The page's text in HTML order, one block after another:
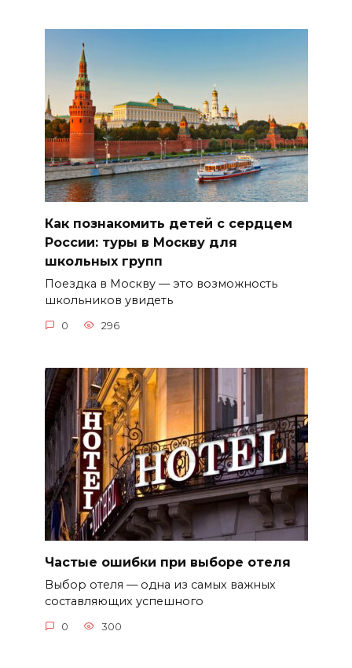
Как познакомить детей с сердцем
России: туры в Москву для
школьных групп
Поездка в Москву — это возможность
школьников увидеть
0 296
Частые ошибки при выборе отеля
Выбор отеля — одна из самых важных
составляющих успешного
0 300